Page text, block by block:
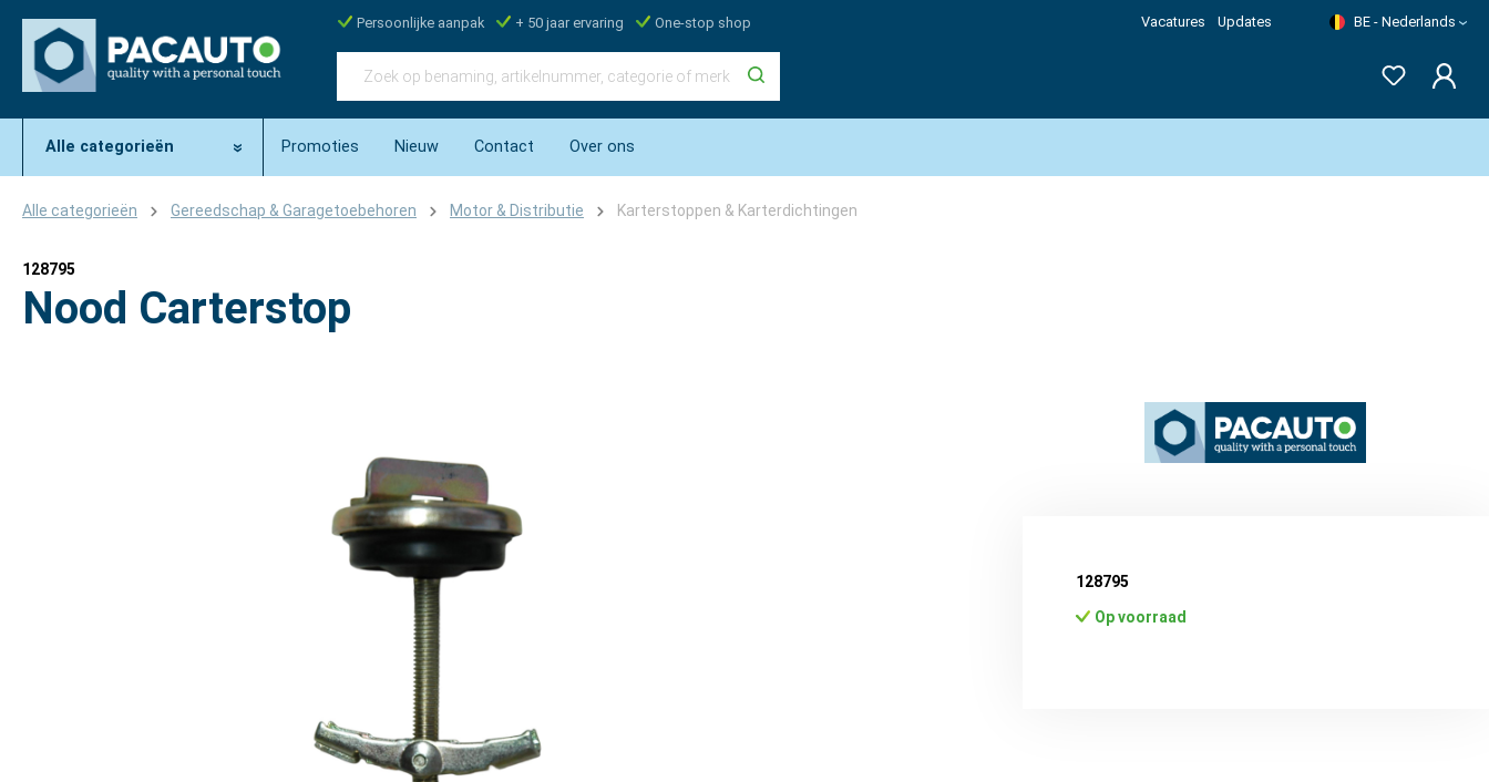
Persoonlijke aanpak + 50 jaar ervaring One-stop shop Vacatures Updates BE - Nederlands
Alle categorieën Promoties Nieuw Contact Over ons
Alle categorieën Gereedschap & Garagetoebehoren Motor & Distributie Karterstoppen & Karterdichtingen
128795
Nood Carterstop
128795
Op voorraad